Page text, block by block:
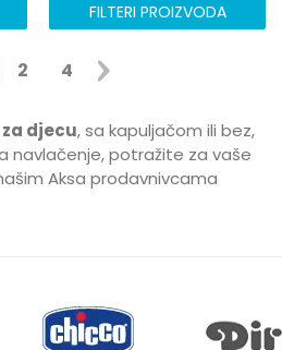
FILTERI PROIZVODA
2 4
djecu, sa kapuljačom ili bez,
navlačenje, potražite za vaše
Aksa prodavnivcama